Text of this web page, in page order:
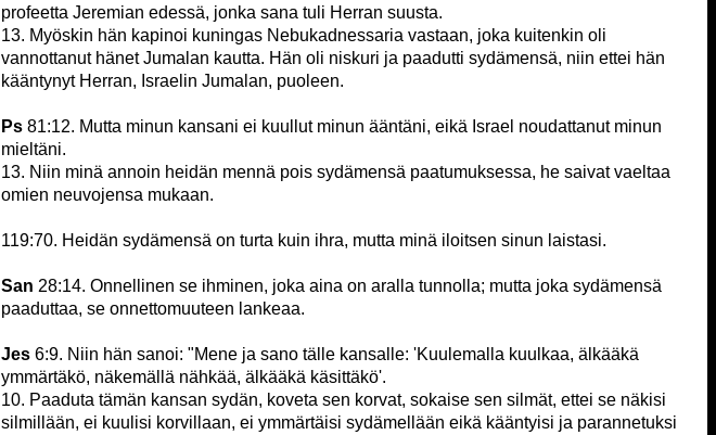
profeetta Jeremian edessä, jonka sana tuli Herran suusta.
13. Myöskin hän kapinoi kuningas Nebukadnessaria vastaan, joka kuitenkin oli
vannottanut hänet Jumalan kautta. Hän oli niskuri ja paadutti sydämensä, niin ettei hän
kääntynyt Herran, Israelin Jumalan, puoleen.
Ps 81:12. Mutta minun kansani ei kuullut minun ääntäni, eikä Israel noudattanut minun
mieltäni.
13. Niin minä annoin heidän mennä pois sydämensä paatumuksessa, he saivat vaeltaa
omien neuvojensa mukaan.
119:70. Heidän sydämensä on turta kuin ihra, mutta minä iloitsen sinun laistasi.
San 28:14. Onnellinen se ihminen, joka aina on aralla tunnolla; mutta joka sydämensä
paaduttaa, se onnettomuuteen lankeaa.
Jes6:9. Niin hän sanoi: "Mene ja sano tälle kansalle: 'Kuulemalla kuulkaa, älkääkä
ymmärtäkö, näkemällä nähkää, älkääkä käsittäkö'.
10. Paaduta tämän kansan sydän, koveta sen korvat, sokaise sen silmät, ettei se näkisi
silmillään, ei kuulisi korvillaan, ei ymmärtäisi sydämellään eikä kääntyisi ja parannetuksi